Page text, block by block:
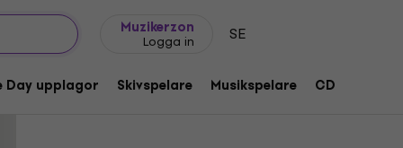
Muzikerzon
Logga in SE
Day upplagor Skivspelare Musikspelare CD
(LP)
1219861